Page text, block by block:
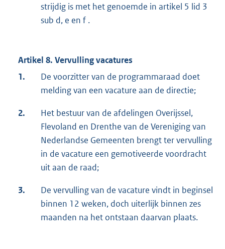
strijdig is met het genoemde in artikel 5 lid 3
sub d, e en f .
Artikel 8. Vervulling vacatures
1.
De voorzitter van de programmaraad doet
melding van een vacature aan de directie;
2.
Het bestuur van de afdelingen Overijssel,
Flevoland en Drenthe van de Vereniging van
Nederlandse Gemeenten brengt ter vervulling
in de vacature een gemotiveerde voordracht
uit aan de raad;
3.
De vervulling van de vacature vindt in beginsel
binnen 12 weken, doch uiterlijk binnen zes
maanden na het ontstaan daarvan plaats.